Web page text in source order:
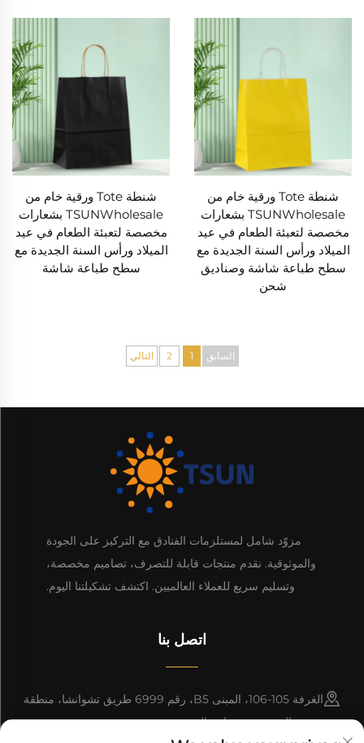
شنطة Tote ورقية خام من
TSUNWholesale بشعارات
مخصصة لتعبئة الطعام في عيد
الميلاد ورأس السنة الجديدة مع
سطح طباعة شاشة وصناديق
شحن
شنطة Tote ورقية خام من
TSUNWholesale بشعارات
مخصصة لتعبئة الطعام في عيد
الميلاد ورأس السنة الجديدة مع
سطح طباعة شاشة
السابق 1
2 التالي
مزوّد شامل لمستلزمات الفنادق مع التركيز على الجودة
والموثوقية. نقدم منتجات قابلة للتصرف، تصاميم مخصصة،
وتسليم سريع للعملاء العالميين. اكتشف تشكيلتنا اليوم.
اتصل بنا
الغرفة 105-106، المبنى B5، رقم 6999 طريق تشوانشا، منطقة
بودونغ الجديدة، شنغهاي، الصين